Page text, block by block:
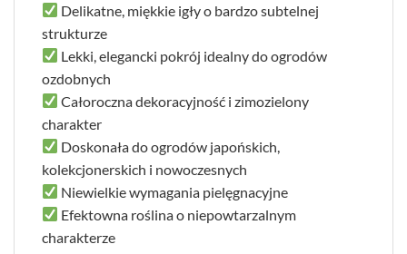
Delikatne, miękkie igły o bardzo subtelnej
strukturze
Lekki, elegancki pokrój idealny do ogrodów
ozdobnych
Całoroczna dekoracyjność i zimozielony
charakter
Doskonała do ogrodów japońskich,
kolekcjonerskich i nowoczesnych
Niewielkie wymagania pielęgnacyjne
Efektowna roślina o niepowtarzalnym
charakterze